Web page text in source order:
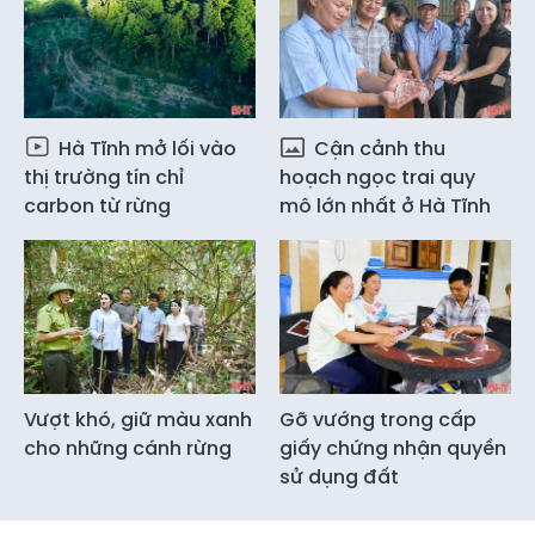
Hà Tĩnh mở lối vào
thị trường tín chỉ
carbon từ rừng
Cận cảnh thu
hoạch ngọc trai quy
mô lớn nhất ở Hà Tĩnh
Vượt khó, giữ màu xanh
cho những cánh rừng
Gỡ vướng trong cấp
giấy chứng nhận quyền
sử dụng đất